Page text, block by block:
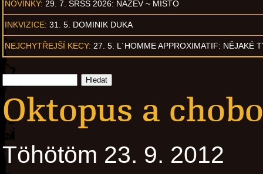
NOVINKY: 29. 7. SRSS 2026: NÁZEV ~ MÍSTO
INKVIZICE: 31. 5. DOMINIK DUKA
NEJCHYTŘEJŠÍ KECY: 27. 5. L´HOMME APPROXIMATIF: NĚJAKÉ
Oktopus a
Töhötöm 23. 9. 2012